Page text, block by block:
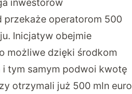
inwestorów
przekaże operatorom 500
Inicjatyw obejmie
możliwe dzięki środkom
i tym samym podwoi kwotę
otrzymali już 500 mln euro